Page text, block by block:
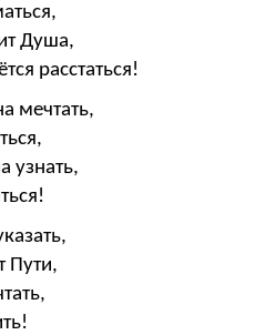
Душа,
расстаться!
мечтать,
узнать,
Пути,